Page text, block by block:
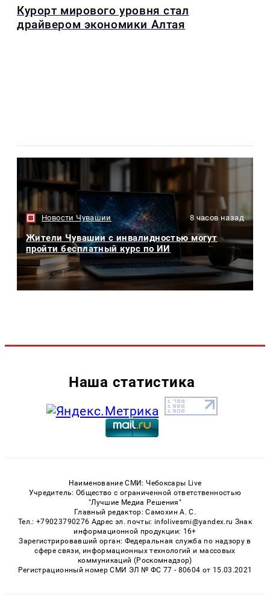
Курорт мирового уровня стал
драйвером экономики Алтая
Новости Чувашии 8 часов назад
Жители Чувашии с инвалидностью могут
пройти бесплатный курс по ИИ
Наша статистика
Наименование СМИ: Чебоксары Live
Учредитель: Общество с ограниченной ответственностью
"Лучшие Медиа Решения"
Главный редактор: Самохин А. С.
Тел.: +79023790276 Адрес эл. почты: infolivesmi@yandex.ru Знак
информационной продукции: 16+
Зарегистрировавший орган: Федеральная служба по надзору в
сфере связи, информационных технологий и массовых
коммуникаций (Роскомнадзор)
Регистрационный номер СМИ ЭЛ № ФС 77 - 80604 от 15.03.2021